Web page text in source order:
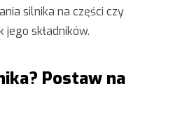
silnika na części czy
składników.
Postaw na